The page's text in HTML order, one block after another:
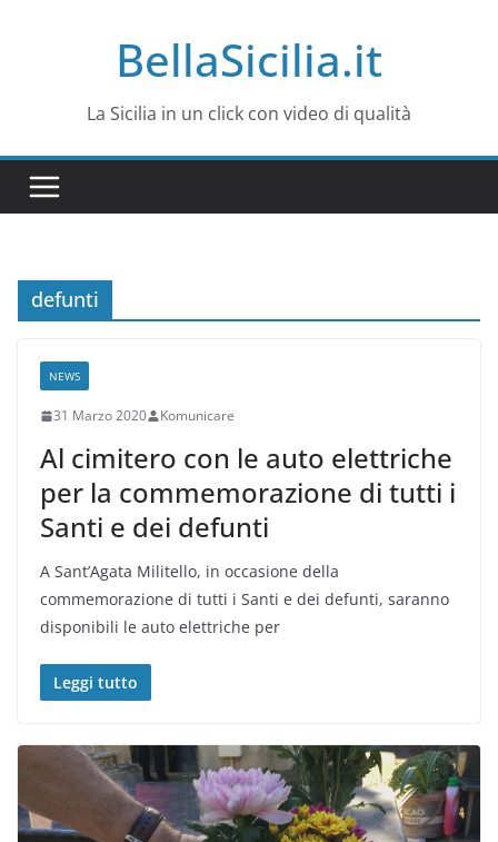
BellaSicilia.it
La Sicilia in un click con video di qualità
defunti
NEWS
31 Marzo 2020 Komunicare
Al cimitero con le auto elettriche
per la commemorazione di tutti i
Santi e dei defunti
A Sant’Agata Militello, in occasione della
commemorazione di tutti i Santi e dei defunti, saranno
disponibili le auto elettriche per
Leggi tutto